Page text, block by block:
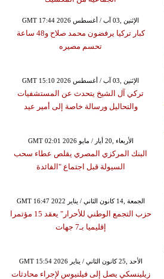
GMT 17:44 2026 الإثنين ,03 آب / أغسطس
كبار تركيا يرفضون محمد صلاح و48 ساعة
تحسم مصيره
GMT 15:10 2026 الإثنين ,03 آب / أغسطس
تركي آل الشيخ يتحدث عن المستشفيات
والتحاليل ورسالة خاصة إلى أمير عيد
GMT 02:01 2026 الأربعاء ,20 أيار / مايو
البنك المركزي المصري يقلص عطاء سحب
السيولة قبل اجتماع "الفائدة
GMT 16:47 2022 الجمعة ,14 كانون الثاني / يناير
حزب التجمع الوطني للأحرار" يعقد 15 مؤتمرا
إقليميا بـ7 جهات
GMT 15:54 2026 الأحد ,25 كانون الثاني / يناير
زيلينسكي يصل إلى فيلنيوس لإجراء محادثات